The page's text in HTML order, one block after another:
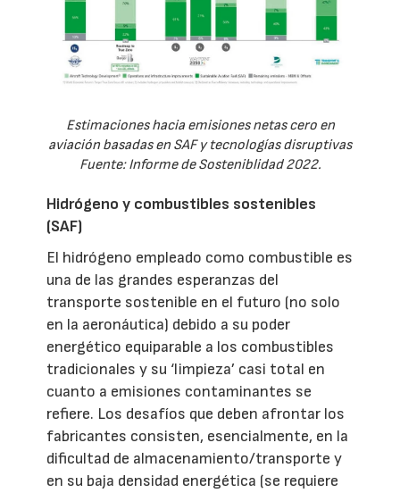
Estimaciones hacia emisiones netas cero en
aviación basadas en SAF y tecnologías disruptivas
Fuente: Informe de Sosteniblidad 2022.
Hidrógeno y combustibles sostenibles
(SAF)
El hidrógeno empleado como combustible es
una de las grandes esperanzas del
transporte sostenible en el futuro (no solo
en la aeronáutica) debido a su poder
energético equiparable a los combustibles
tradicionales y su ‘limpieza’ casi total en
cuanto a emisiones contaminantes se
refiere. Los desafíos que deben afrontar los
fabricantes consisten, esencialmente, en la
dificultad de almacenamiento/transporte y
en su baja densidad energética (se requiere